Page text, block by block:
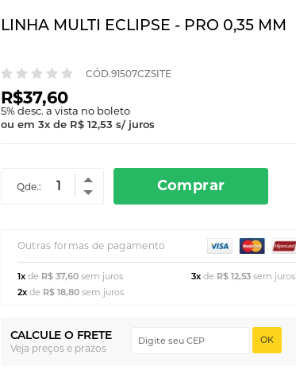
LINHA MULTI ECLIPSE - PRO 0,35 MM
CÓD.91507CZSITE
R$37,60
5% desc. a vista no boleto
ou em 3xde R$ 12,53 s/ juros
Qde.: Comprar
Outras formas de pagamento
1x de R$ 37,60sem juros
2x de R$ 18,80sem juros
3x de R$ 12,53sem juros
CALCULE O FRETE
Veja preços e prazos
OK